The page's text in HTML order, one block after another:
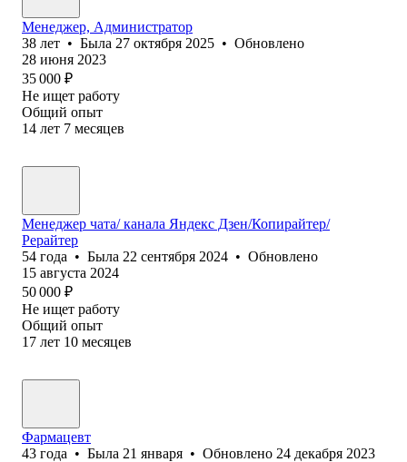
Менеджер, Администратор
38 лет • Была 27 октября 2025 • Обновлено
28 июня 2023
35 000 ₽
Не ищет работу
Общий опыт
14 лет 7 месяцев
Менеджер чата/ канала Яндекс Дзен/Копирайтер/
Рерайтер
54 года • Была 22 сентября 2024 • Обновлено
15 августа 2024
50 000 ₽
Не ищет работу
Общий опыт
17 лет 10 месяцев
Фармацевт
43 года • Была 21 января • Обновлено 24 декабря 2023